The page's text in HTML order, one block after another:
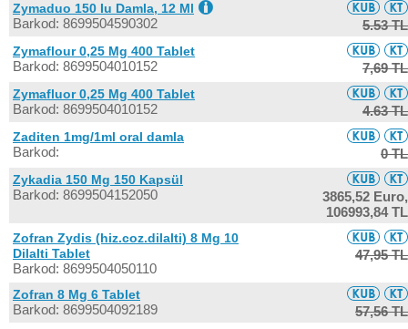
Zymaduo 150 Iu Damla, 12 Ml
Barkod: 8699504590302 5.53 TL
Zymaflour 0,25 Mg 400 Tablet
Barkod: 8699504010152 7,69 TL
Zymafluor 0,25 Mg 400 Tablet
Barkod: 8699504010152 4.63 TL
Zaditen 1mg/1ml oral damla
Barkod: 0 TL
Zykadia 150 Mg 150 Kapsül
Barkod: 8699504152050
3865,52 Euro,
106993,84 TL
Zofran Zydis (hiz.coz.dilalti) 8 Mg 10
Dilalti Tablet
Barkod: 8699504050110
47,95 TL
Zofran 8 Mg 6 Tablet
Barkod: 8699504092189 57,56 TL